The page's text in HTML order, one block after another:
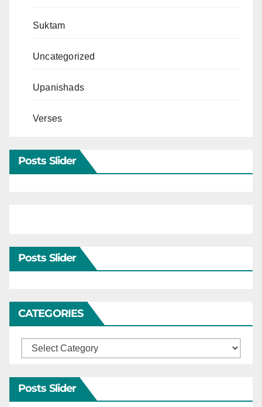
Suktam
Uncategorized
Upanishads
Verses
Posts Slider
Posts Slider
CATEGORIES
Categories
Posts Slider